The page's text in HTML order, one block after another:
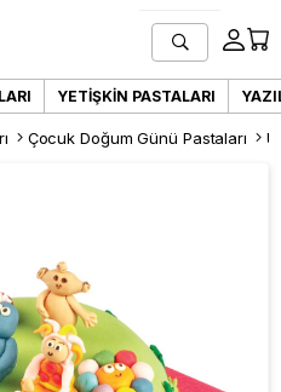
YETIŞKIN PASTALARI
Çocuk Doğum Günü Pastaları